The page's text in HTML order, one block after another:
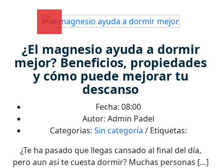
¿El magnesio ayuda a dormir
mejor? Beneficios, propiedades
y cómo puede mejorar tu
descanso
Fecha: 08:00
Autor: Admin Padel
Categorias: Sin categoría / Etiquetas:
¿Te ha pasado que llegas cansado al final del día,
pero aun así te cuesta dormir? Muchas personas […]